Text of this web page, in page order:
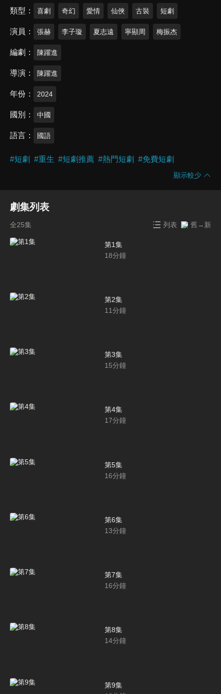
類型 喜劇 奇幻 愛情 仙俠 古裝 短劇
演員 張赫 李子璇 夏志遠 寧顯周 梅振杰
編劇 陳躍進
導演 陳躍進
年份 2024
國別 中國
語言 國語
#短劇 #重生 #短劇推薦 #熱門短劇 #免費短劇
顯示較少
劇集列表
全25集 列表 舊→新
第1集
18分鐘
第2集
11分鐘
第3集
15分鐘
第4集
17分鐘
第5集
16分鐘
第6集
13分鐘
第7集
16分鐘
第8集
14分鐘
第9集